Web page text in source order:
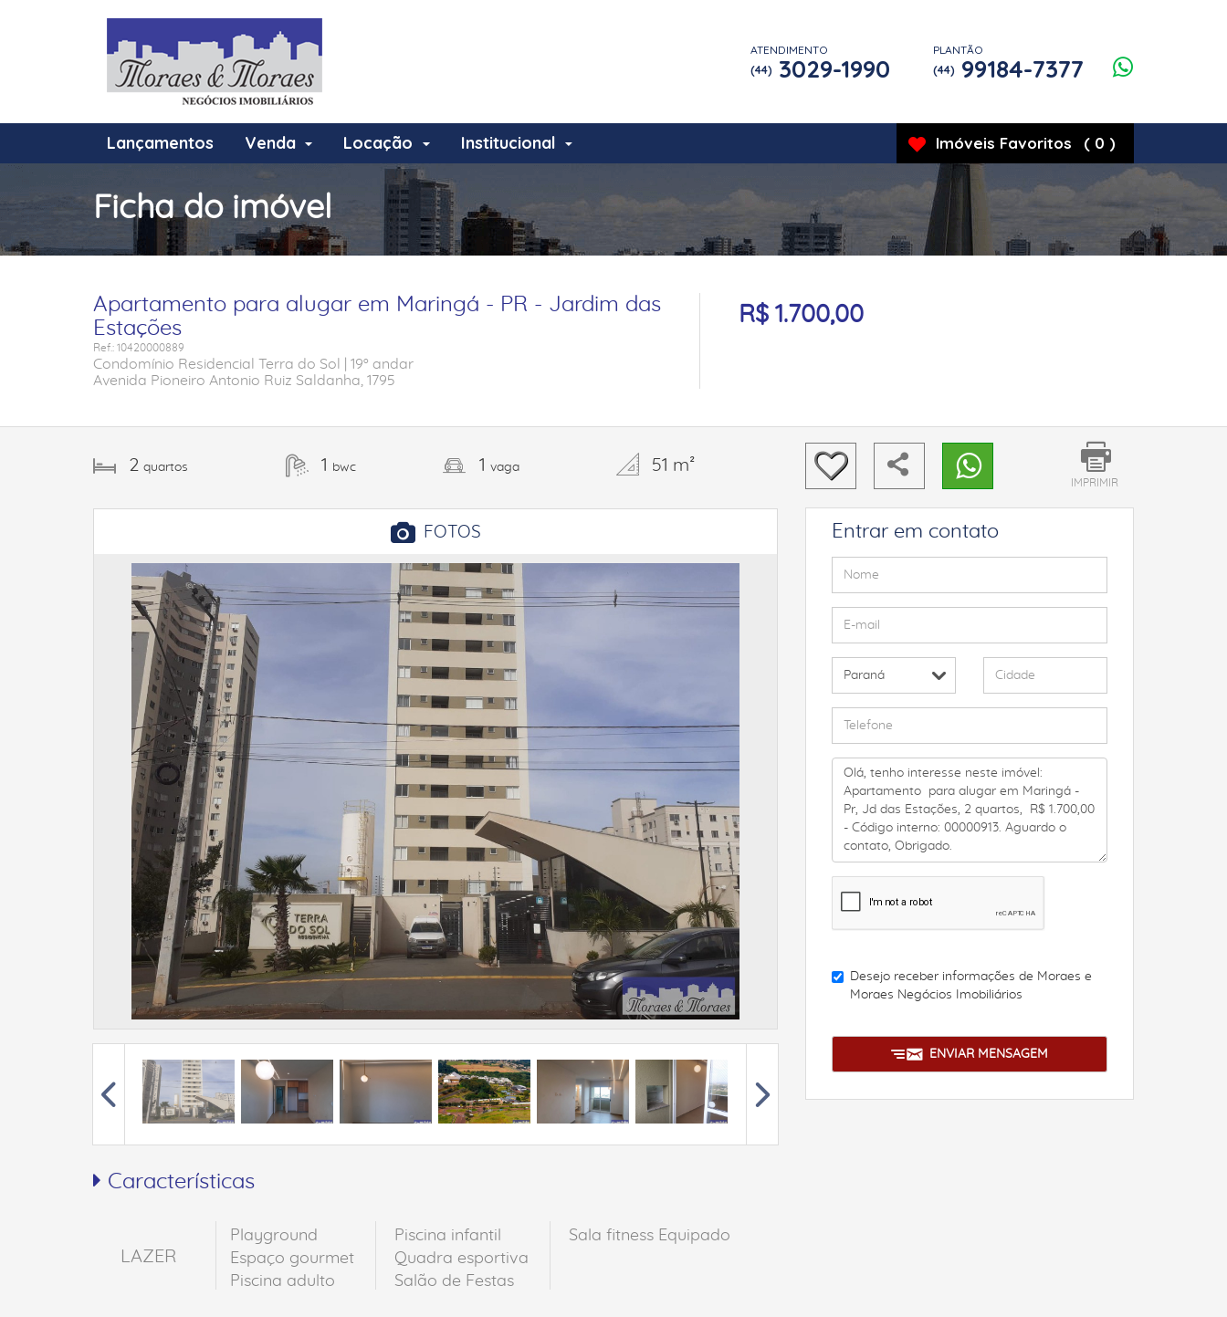
ATENDIMENTO
(44) 3029-1990
PLANTÃO
(44) 99184-7377
Lançamentos Venda Locação Institucional Imóveis Favoritos ( 0 )
Ficha do imóvel
Apartamento para alugar em Maringá - PR - Jardim das
Estações
Ref.: 10420000889
Condomínio Residencial Terra do Sol | 19º andar
Avenida Pioneiro Antonio Ruiz Saldanha, 1795
R$ 1.700,00
2 quartos 1 bwc 1 vaga 51 m²
FOTOS
IMPRIMIR
Entrar em contato
Desejo receber informações de Moraes e
Moraes Negócios Imobiliários
ENVIAR MENSAGEM
Características
LAZER
Playground
Espaço gourmet
Piscina adulto
Piscina infantil
Quadra esportiva
Salão de Festas
Sala fitness Equipado